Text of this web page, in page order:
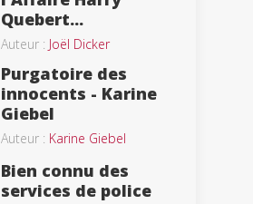
Quebert...
Auteur : Joël Dicker
Purgatoire des
innocents - Karine
Giebel
Auteur : Karine Giebel
Bien connu des
services de police